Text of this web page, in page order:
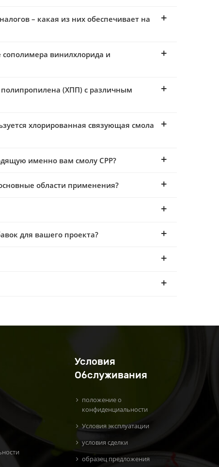
– какая из них обеспечивает на
винилхлорида и
(ХПП) с различным
хлорированная связующая смола
именно вам смолу CPP?
области применения?
для вашего проекта?
Условия
Обслуживания
положение о
конфиденциальности
Условия эксплуатации
условия сделки
образец предложения